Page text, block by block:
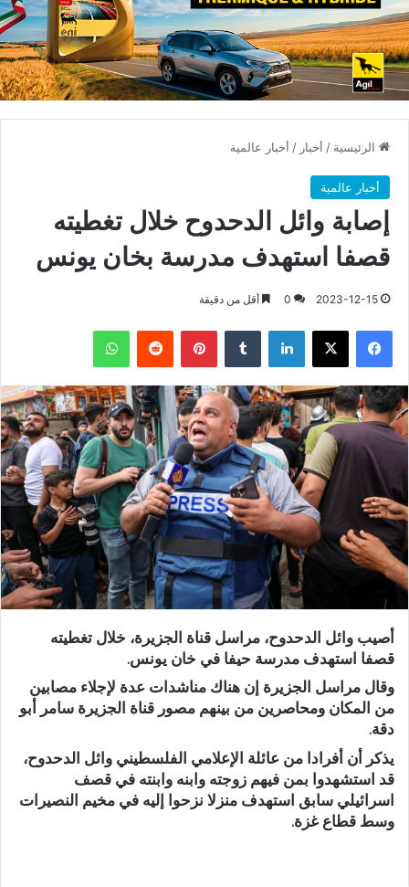
الرئيسية / أخبار / أخبار عالمية
أخبار عالمية
إصابة وائل الدحدوح خلال تغطيته
قصفا استهدف مدرسة بخان يونس
2023-12-15
0 أقل من دقيقة
فيسبوك X لينكدإن بينتيريست واتساب
أصيب وائل الدحدوح، مراسل قناة الجزيرة، خلال تغطيته
قصفا استهدف مدرسة حيفا في خان يونس.
وقال مراسل الجزيرة إن هناك مناشدات عدة لإجلاء مصابين
من المكان ومحاصرين من بينهم مصور قناة الجزيرة سامر أبو
دقة.
يذكر أن أفرادا من عائلة الإعلامي الفلسطيني وائل الدحدوح،
قد استشهدوا بمن فيهم زوجته وابنه وابنته في قصف
اسرائيلي سابق استهدف منزلا نزحوا إليه في مخيم النصيرات
وسط قطاع غزة.